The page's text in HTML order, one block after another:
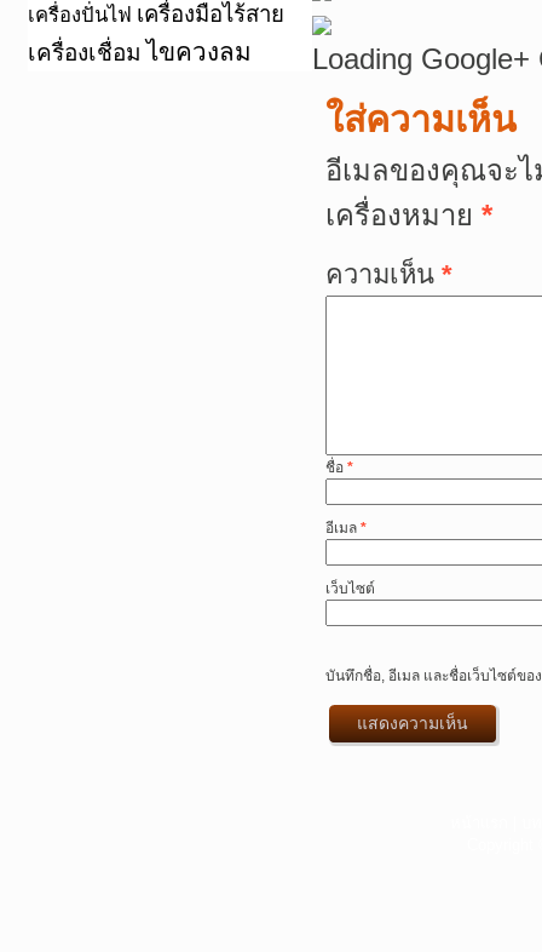
เครื่องปั่นไฟ เครื่องมือไร้สาย
เครื่องเชื่อม ไขควงลม Loading
ใส่ความเห็น
อีเมลของคุณจะ
เครื่องหมาย *
ความเห็น *
ชื่อ *
อีเมล *
เว็บไซต์
บันทึกชื่อ, อีเมล และชื่อเว็บไซต์ขอ